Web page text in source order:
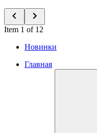
Item 1 of 12
Новинки
Главная